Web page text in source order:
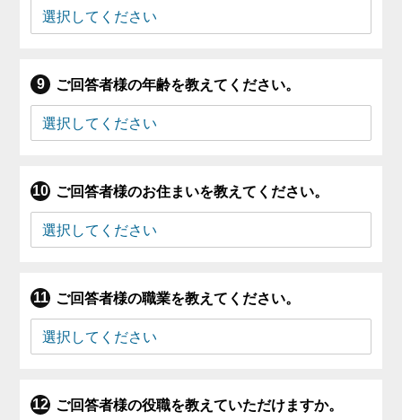
ご回答者様の年齢を教えてください。
ご回答者様のお住まいを教えてください。
ご回答者様の職業を教えてください。
ご回答者様の役職を教えていただけますか。